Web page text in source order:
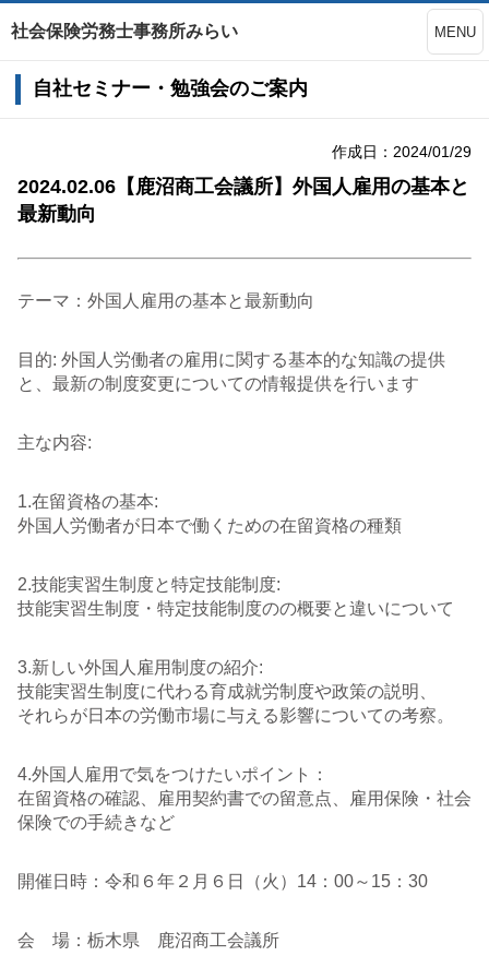
社会保険労務士事務所みらい MENU
自社セミナー・勉強会のご案内
作成日：2024/01/29
2024.02.06【鹿沼商工会議所】外国人雇用の基本と
最新動向
テーマ：外国人雇用の基本と最新動向
目的: 外国人労働者の雇用に関する基本的な知識の提供
と、最新の制度変更についての情報提供を行います
主な内容:
1.在留資格の基本:
外国人労働者が日本で働くための在留資格の種類
2.技能実習生制度と特定技能制度:
技能実習生制度・特定技能制度のの概要と違いについて
3.新しい外国人雇用制度の紹介:
技能実習生制度に代わる育成就労制度や政策の説明、
それらが日本の労働市場に与える影響についての考察。
4.外国人雇用で気をつけたいポイント：
在留資格の確認、雇用契約書での留意点、雇用保険・社会
保険での手続きなど
開催日時：令和６年２月６日（火）14：00～15：30
会 場：栃木県 鹿沼商工会議所